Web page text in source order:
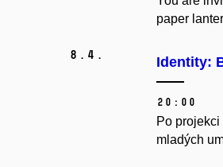
paper
8. 4. Identity:
20:00
Po
mladých